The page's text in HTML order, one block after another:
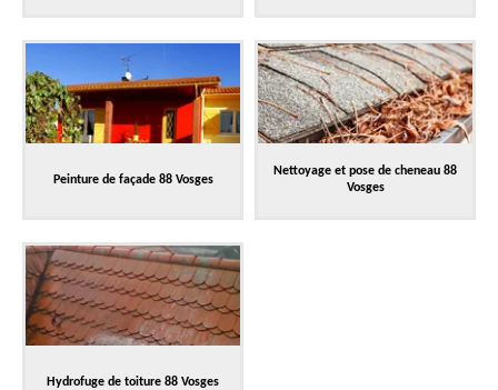
Peinture de façade 88 Vosges
Nettoyage et pose de cheneau 88
Vosges
Hydrofuge de toiture 88 Vosges